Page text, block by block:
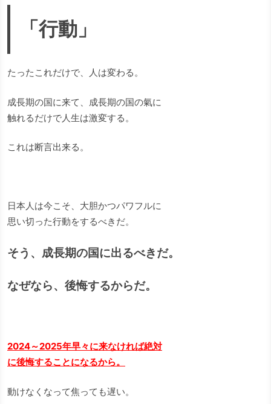
「行動」
たったこれだけで、人は変わる。
成長期の国に来て、成長期の国の氣に
触れるだけで人生は激変する。
これは断言出来る。
日本人は今こそ、大胆かつパワフルに
思い切った行動をするべきだ。
そう、成長期の国に出るべきだ。
なぜなら、後悔するからだ。
2024～2025年早々に来なければ絶対
に後悔することになるから。
動けなくなって焦っても遅い。